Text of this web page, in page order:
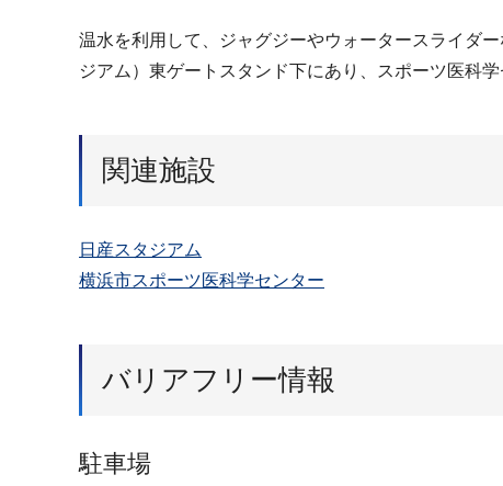
温水を利用して、ジャグジーやウォータースライダ
ジアム）東ゲートスタンド下にあり、スポーツ医科
関連施設
日産スタジアム
横浜市スポーツ医科学センター
バリアフリー情報
駐車場